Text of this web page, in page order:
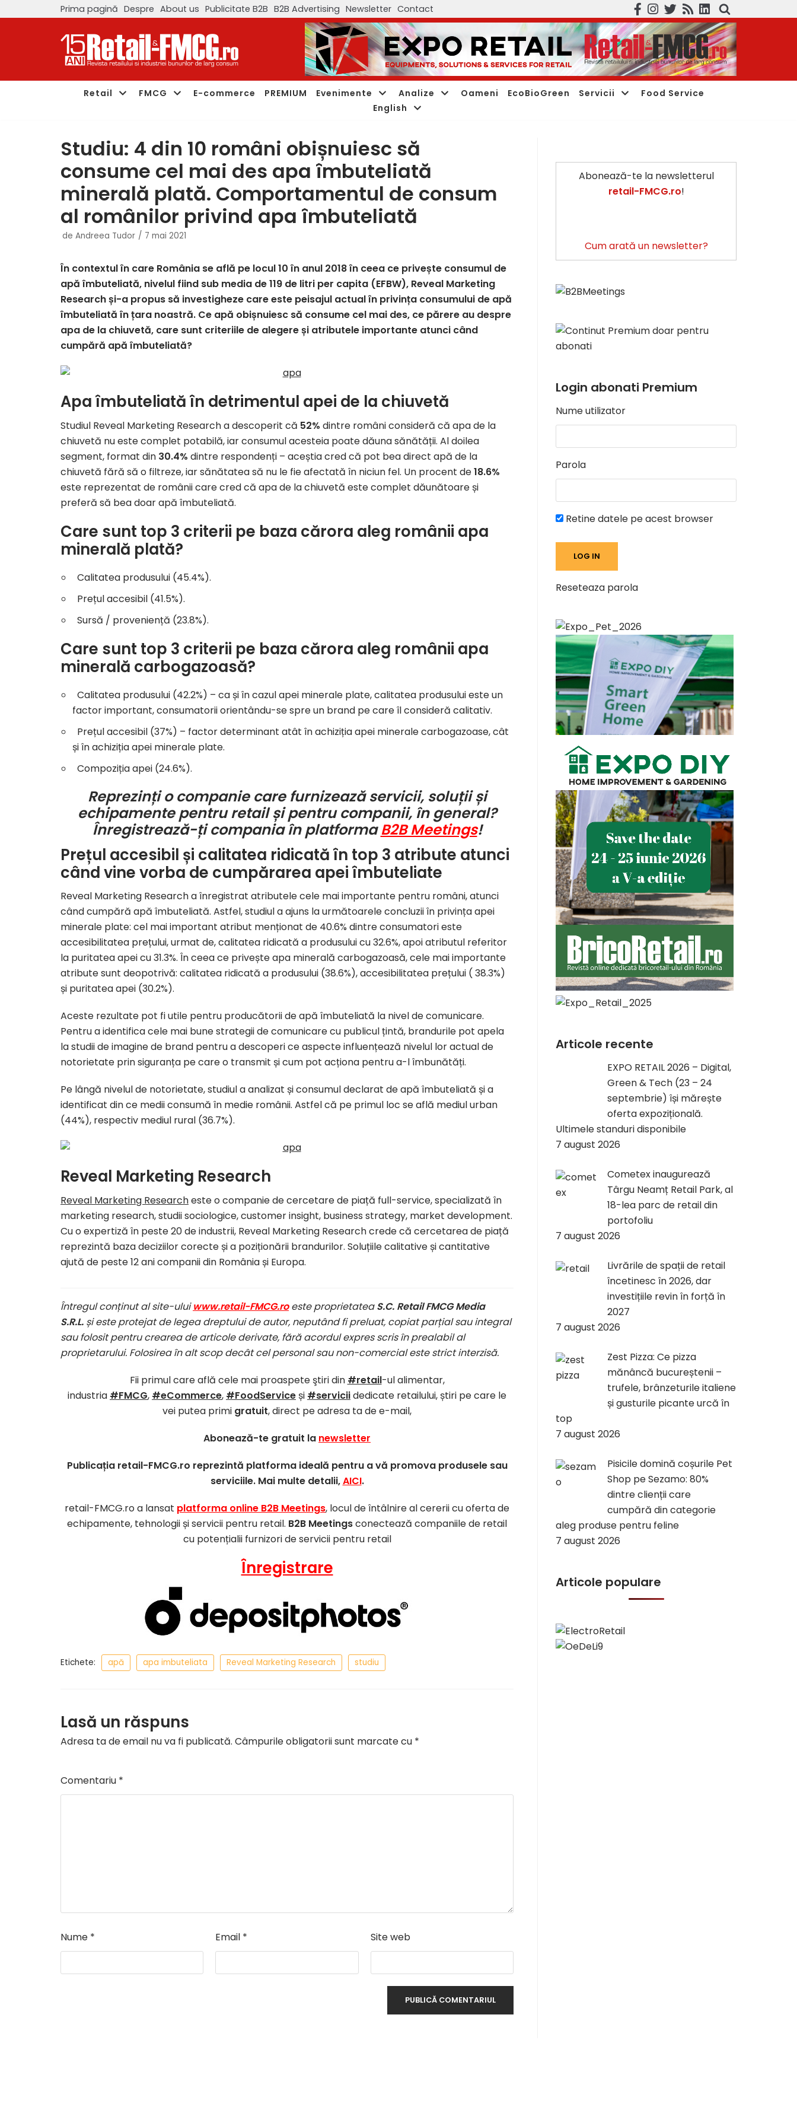
Prima pagină Despre About us Publicitate B2B B2B Advertising Newsletter Contact
Retail FMCG E-commerce PREMIUM Evenimente Analize Oameni EcoBioGreen Servicii
Food Service
English
Studiu: 4 din 10 români obișnuiesc să
consume cel mai des apa îmbuteliată
minerală plată. Comportamentul de consum
al românilor privind apa îmbuteliată
de Andreea Tudor 7 mai 2021
În contextul în care România se află pe locul 10 în anul 2018 în ceea ce privește consumul de
apă îmbuteliată, nivelul fiind sub media de 119 de litri per capita (EFBW), Reveal Marketing
Research și-a propus să investigheze care este peisajul actual în privința consumului de apă
îmbuteliată în țara noastră. Ce apă obișnuiesc să consume cel mai des, ce părere au despre
apa de la chiuvetă, care sunt criteriile de alegere și atributele importante atunci când
cumpără apă îmbuteliată?
Apa îmbuteliată în detrimentul apei de la chiuvetă
Studiul Reveal Marketing Research a descoperit că 52% dintre români consideră că apa de la
chiuvetă nu este complet potabilă, iar consumul acesteia poate dăuna sănătății. Al doilea
segment, format din 30.4% dintre respondenți – aceștia cred că pot bea direct apă de la
chiuvetă fără să o filtreze, iar sănătatea să nu le fie afectată în niciun fel. Un procent de18.6%
este reprezentat de românii care cred că apa de la chiuvetă este complet dăunătoare și
preferă să bea doar apă îmbuteliată.
Care sunt top 3 criterii pe baza cărora aleg românii apa
minerală plată?
Calitatea produsului (45.4%).
Prețul accesibil (41.5%).
Sursă / proveniență (23.8%).
Care sunt top 3 criterii pe baza cărora aleg românii apa
minerală carbogazoasă?
Calitatea produsului (42.2%) – ca și în cazul apei minerale plate, calitatea produsului este un
factor important, consumatorii orientându-se spre un brand pe care îl consideră calitativ.
Prețul accesibil (37%) – factor determinant atât în achiziția apei minerale carbogazoase, cât
și în achiziția apei minerale plate.
Compoziția apei (24.6%).
Reprezinți o companie care furnizează servicii, soluții și
echipamente pentru retail și pentru companii, în general?
Înregistrează-ți compania în platformaB2B Meetings!
Prețul accesibil și calitatea ridicată în top 3 atribute atunci
când vine vorba de cumpărarea apei îmbuteliate
Reveal Marketing Research a înregistrat atributelecele mai importante pentru români, atunci
când cumpără apă îmbuteliată. Astfel, studiul a ajuns la următoarele concluzii în privința apei
minerale plate: cel mai important atribut menționat de 40.6% dintre consumatori este
accesibilitatea prețului, urmat de,calitatea ridicată a produsuluicu32.6%, apoi atributul referitor
la puritatea apeicu31.3%. În ceea ce privește apa minerală carbogazoasă, cele mai importante
atribute sunt deopotrivă: calitatea ridicată a produsului (38.6%), accesibilitatea prețului ( 38.3%)
și puritatea apei (30.2%).
Aceste rezultate pot fi utile pentru producătorii de apă îmbuteliată la nivel decomunicare.
Pentru a identifica cele mai bune strategii de comunicare cu publicul țintă, brandurile pot apela
lastudii de imagine de brand pentru a descoperi ce aspecte influențează nivelul lor actual de
notorietate prin siguranța pe care o transmit și cum pot acționa pentru a-l îmbunătăți.
Pe lângă nivelul de notorietate, studiul a analizat șiconsumuldeclarat de apă îmbuteliată și a
identificat din ce medii consumă în medie românii. Astfel că pe primul loc se află mediulurban
(44%), respectiv mediul rural (36.7%).
Reveal Marketing Research
Reveal Marketing Researcheste o companie de cercetare de piață full-service, specializată în
marketing research, studii sociologice, customer insight, business strategy, market development.
Cu o expertiză în peste 20 de industrii, Reveal Marketing Research crede că cercetarea de piață
reprezintă baza deciziilor corecte și a poziționării brandurilor. Soluțiile calitative și cantitative
ajută de peste 12 ani companii din România și Europa.
Întregul conținut al site-uluiwww.retail-FMCG.roeste proprietateaS.C. Retail FMCG Media
S.R.L. și este protejat de legea dreptului de autor, neputând fi preluat, copiat parțial sau integral
sau folosit pentru crearea de articole derivate, fără acordul expres scris în prealabil al
proprietarului. Folosirea în alt scop decât cel personal sau non-comercial este strict interzisă.
Fii primul care află cele mai proaspete ştiri din #retail-ul alimentar,
industria #FMCG, #eCommerce, #FoodServiceși #serviciidedicate retailului, știri pe care le
vei putea primi gratuit, direct pe adresa ta de e-mail,
Abonează-te gratuit la newsletter
Publicația retail-FMCG.ro reprezintă platforma ideală pentru a vă promova produsele sau
serviciile. Mai multe detalii,AICI.
retail-FMCG.ro a lansat platforma online B2B Meetings, locul de întâlnire al cererii cu oferta de
echipamente, tehnologii și servicii pentru retail. B2B Meetingsconectează companiile de retail
cu potențialii furnizori de servicii pentru retail
Înregistrare
Etichete: apă apa imbuteliata Reveal Marketing Research studiu
Lasă un răspuns
Adresa ta de email nu va fi publicată. Câmpurile obligatorii sunt marcate cu *
Comentariu *
Nume * Email * Site web
Abonează-te la newsletterul
retail-FMCG.ro!
Cum arată un newsletter?
Login abonati Premium
Nume utilizator
Parola
Retine datele pe acest browser
Reseteaza parola
Articole recente
EXPO RETAIL 2026 – Digital,
Green & Tech (23 – 24
septembrie) își mărește
oferta expozițională.
Ultimele standuri disponibile
7 august 2026
Cometex inaugurează
Târgu Neamț Retail Park, al
18-lea parc de retail din
portofoliu
7 august 2026
Livrările de spații de retail
încetinesc în 2026, dar
investițiile revin în forță în
2027
7 august 2026
Zest Pizza: Ce pizza
mănâncă bucureștenii –
trufele, brânzeturile italiene
și gusturile picante urcă în
top
7 august 2026
Pisicile domină coșurile Pet
Shop pe Sezamo: 80%
dintre clienții care
cumpără din categorie
aleg produse pentru feline
7 august 2026
Articole populare